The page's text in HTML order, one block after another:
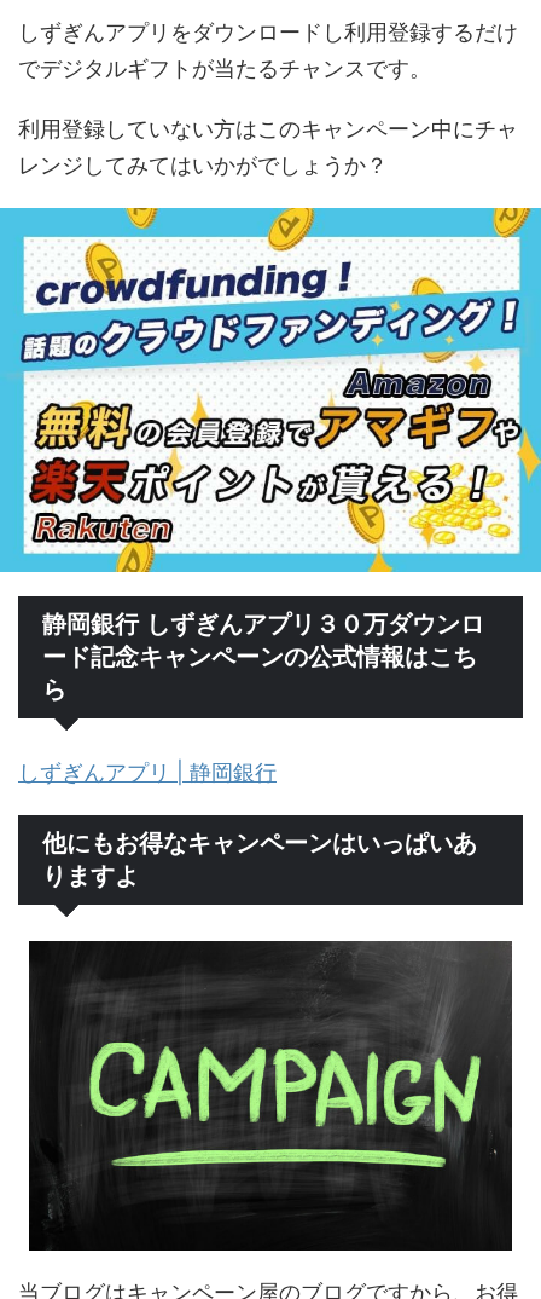
しずぎんアプリをダウンロードし利用登録するだけ
でデジタルギフトが当たるチャンスです。
利用登録していない方はこのキャンペーン中にチャ
レンジしてみてはいかがでしょうか？
静岡銀行 しずぎんアプリ３０万ダウンロ
ード記念キャンペーンの公式情報はこち
ら
しずぎんアプリ | 静岡銀行
他にもお得なキャンペーンはいっぱいあ
りますよ
当ブログはキャンペーン屋のブログですから、お得